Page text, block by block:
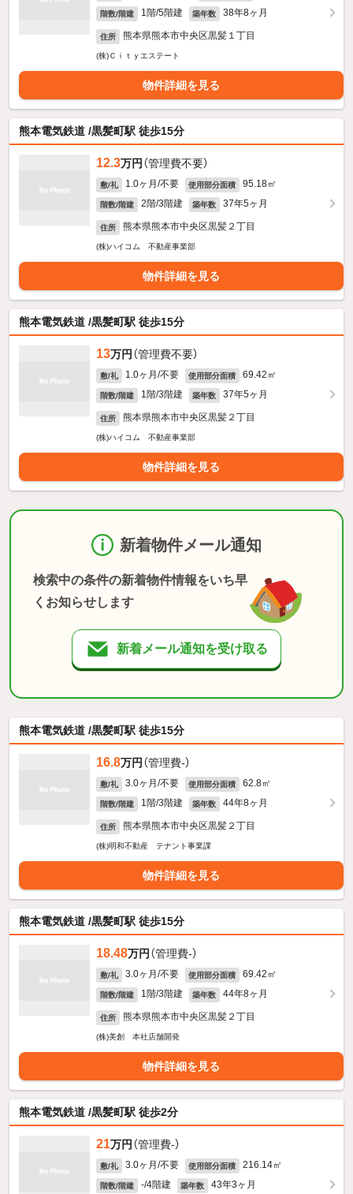
階数/階建 1階/5階建 築年数 38年8ヶ月
住所 熊本県熊本市中央区黒髪１丁目
(株)Ｃｉｔｙエステート
物件詳細を見る
熊本電気鉄道 /黒髪町駅 徒歩15分
12.3万円 （管理費不要）
敷/礼 1.0ヶ月/不要 使用部分面積 95.18㎡
階数/階建 2階/3階建 築年数 37年5ヶ月
住所 熊本県熊本市中央区黒髪２丁目
(株)ハイコム 不動産事業部
物件詳細を見る
熊本電気鉄道 /黒髪町駅 徒歩15分
13万円 （管理費不要）
敷/礼 1.0ヶ月/不要 使用部分面積 69.42㎡
階数/階建 1階/3階建 築年数 37年5ヶ月
住所 熊本県熊本市中央区黒髪２丁目
(株)ハイコム 不動産事業部
物件詳細を見る
新着物件メール通知
検索中の条件の新着物件情報をいち早
くお知らせします
新着メール通知を受け取る
熊本電気鉄道 /黒髪町駅 徒歩15分
16.8万円 （管理費-）
敷/礼 3.0ヶ月/不要 使用部分面積 62.8㎡
階数/階建 1階/3階建 築年数 44年8ヶ月
住所 熊本県熊本市中央区黒髪２丁目
(株)明和不動産 テナント事業課
物件詳細を見る
熊本電気鉄道 /黒髪町駅 徒歩15分
18.48万円 （管理費-）
敷/礼 3.0ヶ月/不要 使用部分面積 69.42㎡
階数/階建 1階/3階建 築年数 44年8ヶ月
住所 熊本県熊本市中央区黒髪２丁目
(株)美創 本社店舗開発
物件詳細を見る
熊本電気鉄道 /黒髪町駅 徒歩2分
21万円 （管理費-）
敷/礼 3.0ヶ月/不要 使用部分面積 216.14㎡
階数/階建 -/4階建 築年数 43年3ヶ月